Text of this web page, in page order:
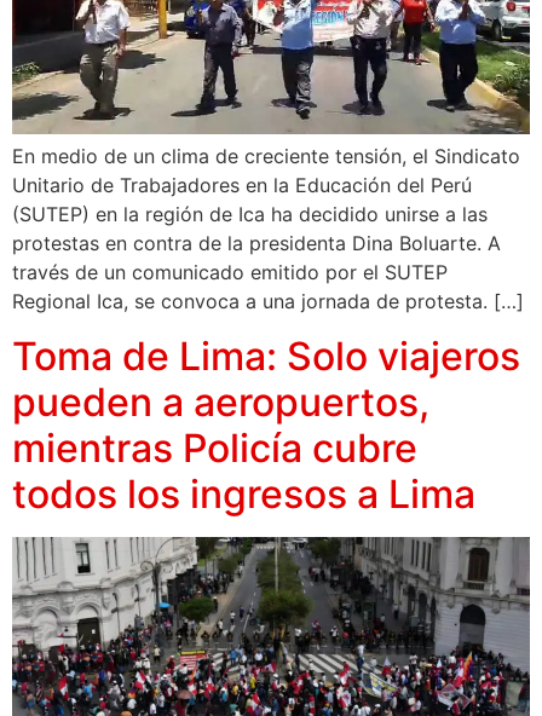
En medio de un clima de creciente tensión, el Sindicato
Unitario de Trabajadores en la Educación del Perú
(SUTEP) en la región de Ica ha decidido unirse a las
protestas en contra de la presidenta Dina Boluarte. A
través de un comunicado emitido por el SUTEP
Regional Ica, se convoca a una jornada de protesta. […]
Toma de Lima: Solo viajeros
pueden a aeropuertos,
mientras Policía cubre
todos los ingresos a Lima